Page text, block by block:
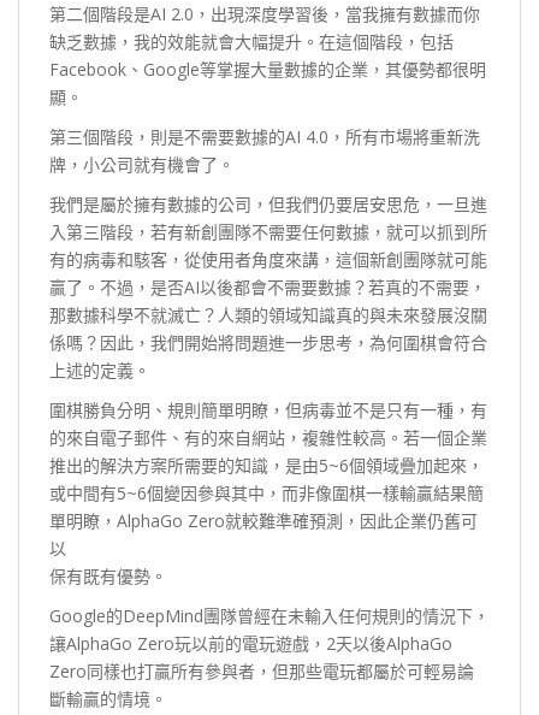
第二個階段是AI 2.0，出現深度學習後，當我擁有數據而你
缺乏數據，我的效能就會大幅提升。在這個階段，包括
Facebook、Google等掌握大量數據的企業，其優勢都很明
顯。
第三個階段，則是不需要數據的AI 4.0，所有市場將重新洗
牌，小公司就有機會了。
我們是屬於擁有數據的公司，但我們仍要居安思危，一旦進
入第三階段，若有新創團隊不需要任何數據，就可以抓到所
有的病毒和駭客，從使用者角度來講，這個新創團隊就可能
贏了。不過，是否AI以後都會不需要數據？若真的不需要，
那數據科學不就滅亡？人類的領域知識真的與未來發展沒關
係嗎？因此，我們開始將問題進一步思考，為何圍棋會符合
上述的定義。
圍棋勝負分明、規則簡單明瞭，但病毒並不是只有一種，有
的來自電子郵件、有的來自網站，複雜性較高。若一個企業
推出的解決方案所需要的知識，是由5~6個領域疊加起來，
或中間有5~6個變因參與其中，而非像圍棋一樣輸贏結果簡
單明瞭，AlphaGo Zero就較難準確預測，因此企業仍舊可
以
保有既有優勢。
Google的DeepMind團隊曾經在未輸入任何規則的情況下，
讓AlphaGo Zero玩以前的電玩遊戲，2天以後AlphaGo
Zero同樣也打贏所有參與者，但那些電玩都屬於可輕易論
斷輸贏的情境。